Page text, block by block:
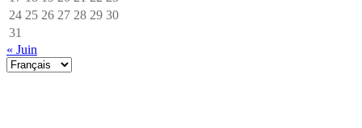
24 25 26 27 28 29 30
31
« Juin
Choisir